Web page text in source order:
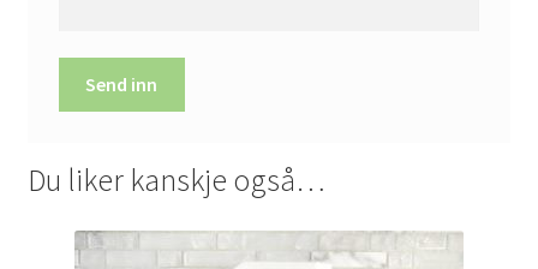
Du liker kanskje også…